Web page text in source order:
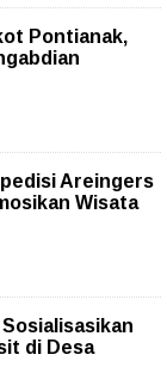
Pontianak,
Areingers
Wisata
di Desa